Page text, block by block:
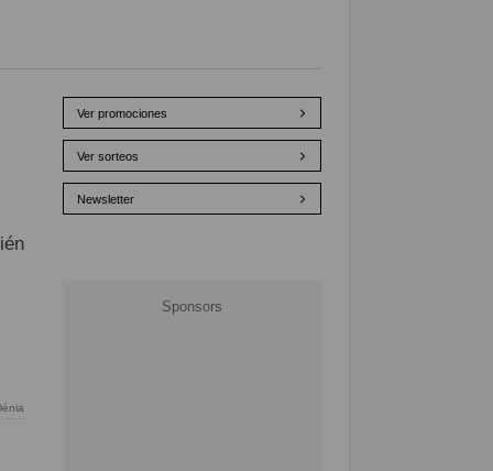
Ver promociones
Ver sorteos
Newsletter